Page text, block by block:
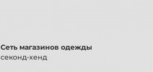
Сеть магазинов одежды
секонд-хенд